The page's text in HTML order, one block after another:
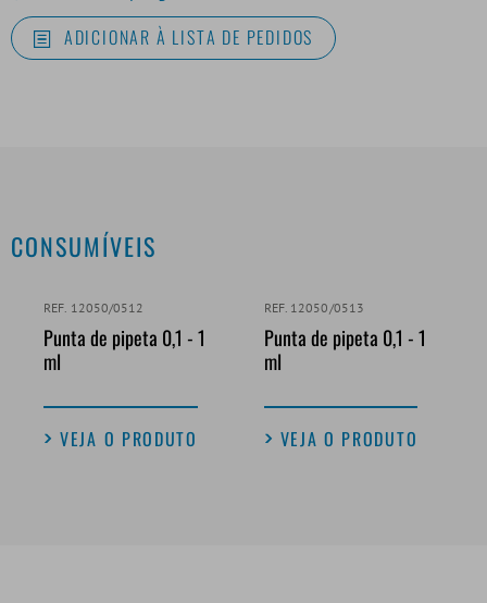
ADICIONAR À LISTA DE PEDIDOS
CONSUMÍVEIS
REF. 12050/0512
Punta de pipeta 0,1 - 1
ml
VEJA O PRODUTO
REF. 12050/0513
Punta de pipeta 0,1 - 1
ml
VEJA O PRODUTO